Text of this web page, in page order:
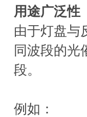
用途广泛性
由于灯盘与
同波段的光
段。
例如：